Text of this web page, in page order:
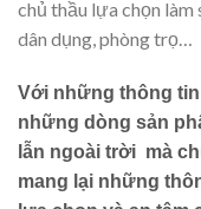
chủ thầu lựa chọn làm
dân dụng, phòng trọ…
Với những thông
những dòng sản
lẫn ngoài trời mà
mang lại những